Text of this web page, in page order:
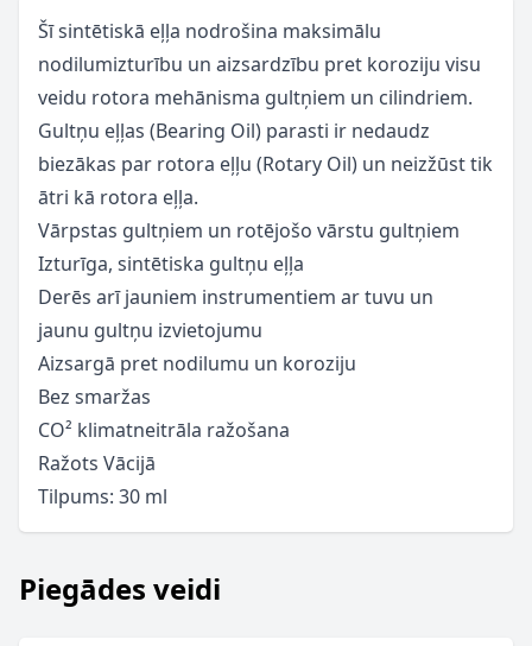
Šī sintētiskā eļļa nodrošina maksimālu
nodilumizturību un aizsardzību pret koroziju visu
veidu rotora mehānisma gultņiem un cilindriem.
Gultņu eļļas (Bearing Oil) parasti ir nedaudz
biezākas par rotora eļļu (Rotary Oil) un neizžūst tik
ātri kā rotora eļļa.
Vārpstas gultņiem un rotējošo vārstu gultņiem
Izturīga, sintētiska gultņu eļļa
Derēs arī jauniem instrumentiem ar tuvu un
jaunu gultņu izvietojumu
Aizsargā pret nodilumu un koroziju
Bez smaržas
CO² klimatneitrāla ražošana
Ražots Vācijā
Tilpums: 30 ml
Piegādes veidi